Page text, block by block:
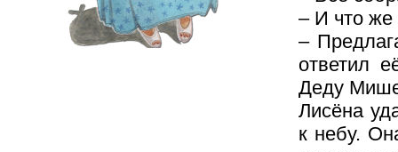
– И что же
–
ответил
Деду
Лисёна
к небу.